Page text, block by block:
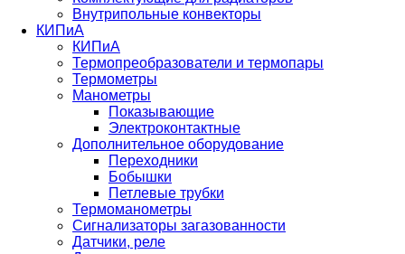
Внутрипольные конвекторы
КИПиА
КИПиА
Термопреобразователи и термопары
Термометры
Манометры
Показывающие
Электроконтактные
Дополнительное оборудование
Переходники
Бобышки
Петлевые трубки
Термоманометры
Сигнализаторы загазованности
Датчики, реле